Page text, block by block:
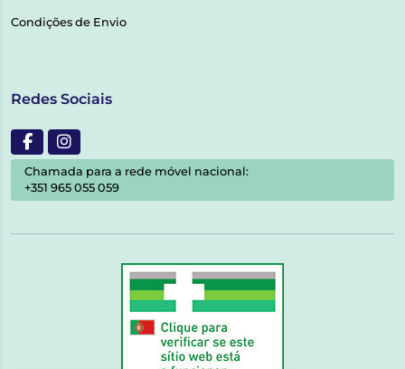
Condições de Envio
Redes Sociais
Chamada para a rede móvel nacional:
+351 965 055 059